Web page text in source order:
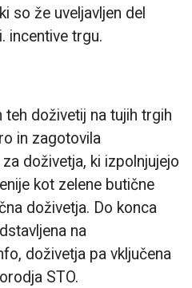
so že uveljavljen del
incentive trgu.
doživetij na tujih trgih
in zagotovila
doživetja, ki izpolnjujejo
kot zelene butične
doživetja. Do konca
na
doživetja pa vključena
STO.